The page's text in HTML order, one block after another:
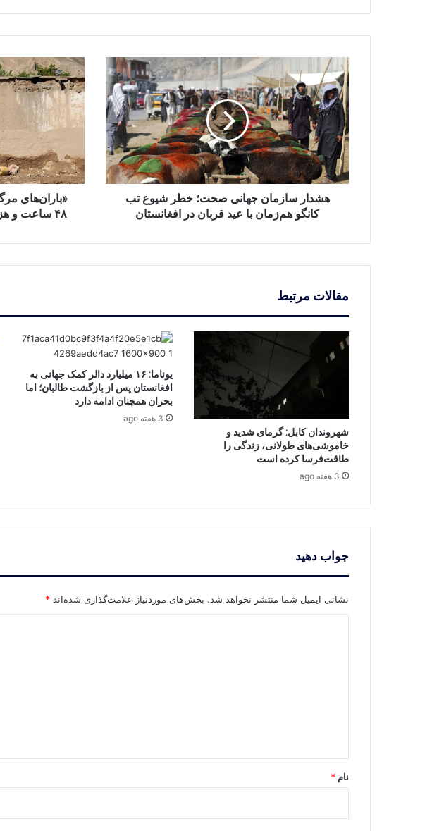
هشدار
سازمان
جهانی
صحت؛
خطر
شیوع
تب
کانگو
هم‌زمان
در
هشدار سازمان جهانی صحت؛ خطر شیوع تب
کانگو هم‌زمان با عید قربان در افغانستان
«باران‌های
مرگبار
در
افغانستان؛
۲۸
۴۸
ساعت
هزاران
در
۴۸ ساعت و هزاران خانه در آستانه فروپاشی»
مقالات مرتبط
شهروندان کابل: گرمای شدید و
خاموشی‌های طولانی، زندگی را
طاقت‌فرسا کرده است
3 هفته ago
یوناما: ۱۶ میلیارد دالر کمک جهانی به
افغانستان پس از بازگشت طالبان؛ اما
بحران همچنان ادامه دارد
3 هفته ago
جواب دهید
نشانی ایمیل شما منتشر نخواهد شد. بخش‌های موردنیاز علامت‌گذاری شده‌اند *
نام *